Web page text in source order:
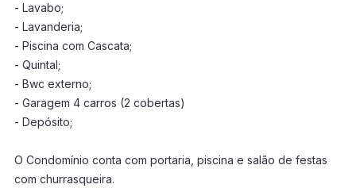
- Lavabo;
- Lavanderia;
- Piscina com Cascata;
- Quintal;
- Bwc externo;
- Garagem 4 carros (2 cobertas)
- Depósito;
O Condomínio conta com portaria, piscina e salão de festas
com churrasqueira.